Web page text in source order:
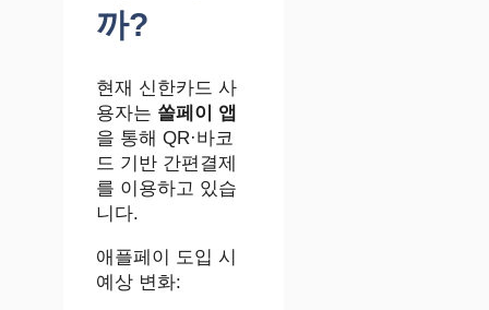
까?
현재 신한카드 사
용자는 쏠페이 앱
을 통해 QR·바코
드 기반 간편결제
를 이용하고 있습
니다.
애플페이 도입 시
예상 변화: